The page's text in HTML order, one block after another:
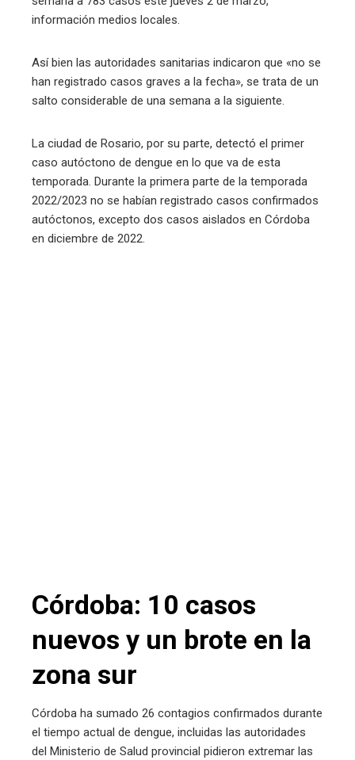
información medios locales.
Así bien las autoridades sanitarias indicaron que «no se
han registrado casos graves a la fecha», se trata de un
salto considerable de una semana a la siguiente.
La ciudad de Rosario, por su parte, detectó el primer
caso autóctono de dengue en lo que va de esta
temporada. Durante la primera parte de la temporada
2022/2023 no se habían registrado casos confirmados
autóctonos, excepto dos casos aislados en Córdoba
en diciembre de 2022.
Córdoba: 10 casos
nuevos y un brote en la
zona sur
Córdoba ha sumado 26 contagios confirmados durante
el tiempo actual de dengue, incluidas las autoridades
del Ministerio de Salud provincial pidieron extremar las